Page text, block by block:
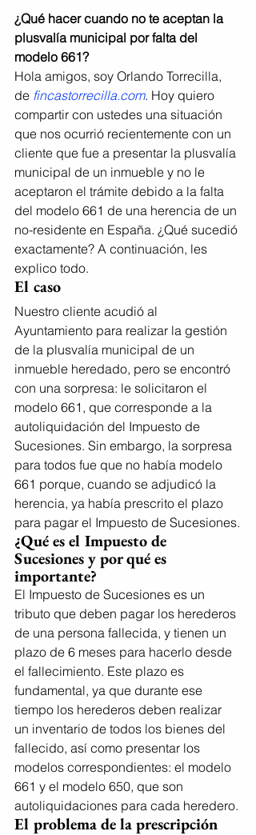
¿Qué hacer cuando no te aceptan la
plusvalía municipal por falta del
modelo 661?
Hola amigos, soy Orlando Torrecilla,
de fincastorrecilla.com. Hoy quiero
compartir con ustedes una situación
que nos ocurrió recientemente con un
cliente que fue a presentar la plusvalía
municipal de un inmueble y no le
aceptaron el trámite debido a la falta
del modelo 661 de una herencia de un
no-residente en España. ¿Qué sucedió
exactamente? A continuación, les
explico todo.
El caso
Nuestro cliente acudió al
Ayuntamiento para realizar la gestión
de la plusvalía municipal de un
inmueble heredado, pero se encontró
con una sorpresa: le solicitaron el
modelo 661, que corresponde a la
autoliquidación del Impuesto de
Sucesiones. Sin embargo, la sorpresa
para todos fue que no había modelo
661 porque, cuando se adjudicó la
herencia, ya había prescrito el plazo
para pagar el Impuesto de Sucesiones.
¿Qué es el Impuesto de
Sucesiones y por qué es
importante?
El Impuesto de Sucesiones es un
tributo que deben pagar los herederos
de una persona fallecida, y tienen un
plazo de 6 meses para hacerlo desde
el fallecimiento. Este plazo es
fundamental, ya que durante ese
tiempo los herederos deben realizar
un inventario de todos los bienes del
fallecido, así como presentar los
modelos correspondientes: el modelo
661 y el modelo 650, que son
autoliquidaciones para cada heredero.
El problema de la prescripción